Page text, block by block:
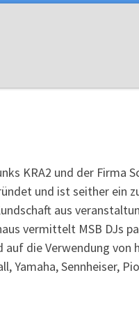
KRA2 und der Firma
und ist seither
aus
vermittelt MSB DJs
die Verwendung
Yamaha, Sennheiser,